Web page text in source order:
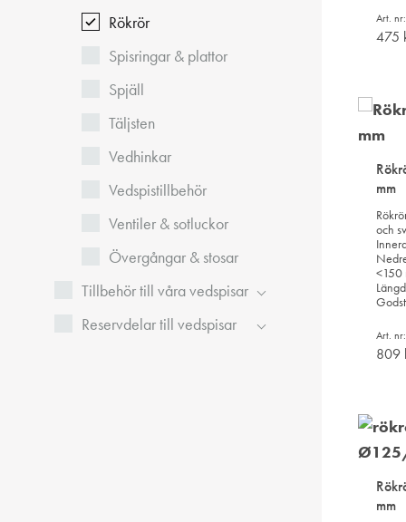
Art.
475
mm
och
<150
Art.
809
mm
Rökrör
Spisringar & plattor
Spjäll
Täljsten
Vedhinkar
Vedspistillbehör
Ventiler & sotluckor
Övergångar & stosar
Tillbehör till våra vedspisar
Reservdelar till vedspisar